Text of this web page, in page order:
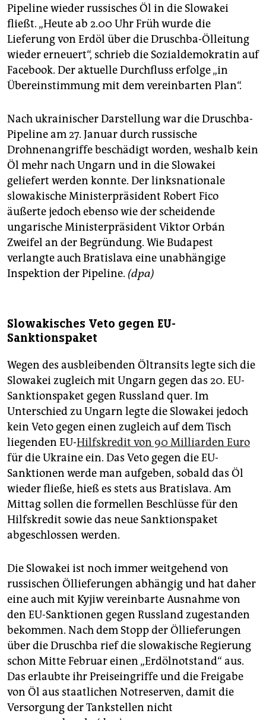
Pipeline wieder russisches Öl in die Slowakei
fließt. „Heute ab 2.00 Uhr Früh wurde die
Lieferung von Erdöl über die Druschba-Ölleitung
wieder erneuert“, schrieb die Sozialdemokratin auf
Facebook. Der aktuelle Durchfluss erfolge „in
Übereinstimmung mit dem vereinbarten Plan“.
Nach ukrainischer Darstellung war die Druschba-
Pipeline am 27. Januar durch russische
Drohnenangriffe beschädigt worden, weshalb kein
Öl mehr nach Ungarn und in die Slowakei
geliefert werden konnte. Der linksnationale
slowakische Ministerpräsident Robert Fico
äußerte jedoch ebenso wie der scheidende
ungarische Ministerpräsident Viktor Orbán
Zweifel an der Begründung. Wie Budapest
verlangte auch Bratislava eine unabhängige
Inspektion der Pipeline. (dpa)
Slowakisches Veto gegen EU-
Sanktionspaket
Wegen des ausbleibenden Öltransits legte sich die
Slowakei zugleich mit Ungarn gegen das 20. EU-
Sanktionspaket gegen Russland quer. Im
Unterschied zu Ungarn legte die Slowakei jedoch
kein Veto gegen einen zugleich auf dem Tisch
liegenden EU-Hilfskredit von 90 Milliarden Euro
für die Ukraine ein. Das Veto gegen die EU-
Sanktionen werde man aufgeben, sobald das Öl
wieder fließe, hieß es stets aus Bratislava. Am
Mittag sollen die formellen Beschlüsse für den
Hilfskredit sowie das neue Sanktionspaket
abgeschlossen werden.
Die Slowakei ist noch immer weitgehend von
russischen Öllieferungen abhängig und hat daher
eine auch mit Kyjiw vereinbarte Ausnahme von
den EU-Sanktionen gegen Russland zugestanden
bekommen. Nach dem Stopp der Öllieferungen
über die Druschba rief die slowakische Regierung
schon Mitte Februar einen „Erdölnotstand“ aus.
Das erlaubte ihr Preiseingriffe und die Freigabe
von Öl aus staatlichen Notreserven, damit die
Versorgung der Tankstellen nicht